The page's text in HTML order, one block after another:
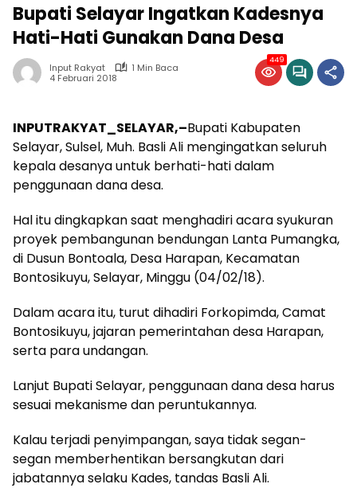
Bupati Selayar Ingatkan Kadesnya
Hati-Hati Gunakan Dana Desa
Input Rakyat
1 Min Baca
4 Februari 2018
449
INPUTRAKYAT_SELAYAR,–Bupati Kabupaten
Selayar, Sulsel, Muh. Basli Ali mengingatkan seluruh
kepala desanya untuk berhati-hati dalam
penggunaan dana desa.
Hal itu dingkapkan saat menghadiri acara syukuran
proyek pembangunan bendungan Lanta Pumangka,
di Dusun Bontoala, Desa Harapan, Kecamatan
Bontosikuyu, Selayar, Minggu (04/02/18).
Dalam acara itu, turut dihadiri Forkopimda, Camat
Bontosikuyu, jajaran pemerintahan desa Harapan,
serta para undangan.
Lanjut Bupati Selayar, penggunaan dana desa harus
sesuai mekanisme dan peruntukannya.
Kalau terjadi penyimpangan, saya tidak segan-
segan memberhentikan bersangkutan dari
jabatannya selaku Kades, tandas Basli Ali.